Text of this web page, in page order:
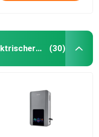
An der Wand befestigter elektrischer Kessel (30)